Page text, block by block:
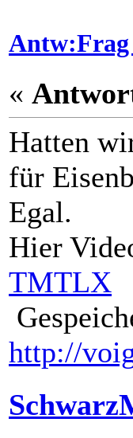
Antw:Frag
«
Hatten
für
Egal.
Hier
TMTLX
http://